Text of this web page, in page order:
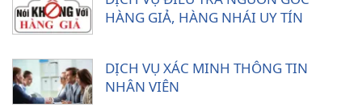
HÀNG GIẢ, HÀNG NHÁI UY TÍN
DỊCH VỤ XÁC MINH THÔNG TIN
NHÂN VIÊN